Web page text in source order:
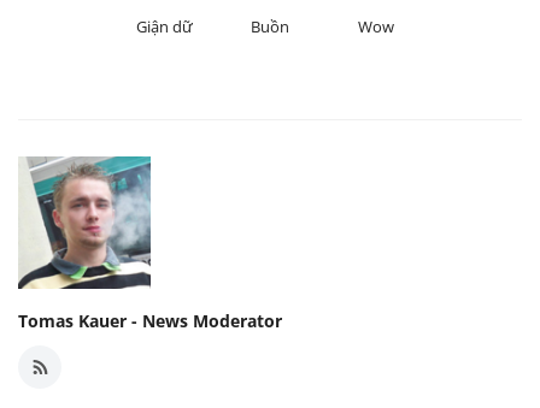
Giận dữ Buồn Wow
Tomas Kauer - News Moderator